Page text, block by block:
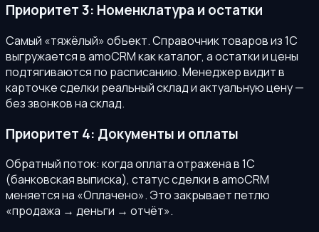
Приоритет 3: Номенклатура и остатки
Самый «тяжёлый» объект. Справочник товаров из 1С
выгружается в amoCRM как каталог, а остатки и цены
подтягиваются по расписанию. Менеджер видит в
карточке сделки реальный склад и актуальную цену —
без звонков на склад.
Приоритет 4: Документы и оплаты
Обратный поток: когда оплата отражена в 1С
(банковская выписка), статус сделки в amoCRM
меняется на «Оплачено». Это закрывает петлю
«продажа → деньги → отчёт».